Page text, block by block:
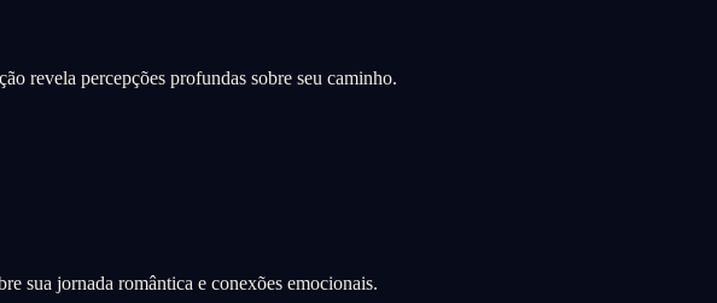
revela percepções profundas sobre seu caminho.
sua jornada romântica e conexões emocionais.